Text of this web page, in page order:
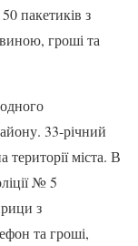
пакетиків з
гроші та
33-річний
міста. В
№ 5
з
та гроші,